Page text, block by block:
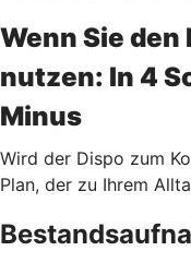
Wenn Sie
nutzen: In 4
Minus
Wird der Dispo zum
Plan, der zu Ihrem